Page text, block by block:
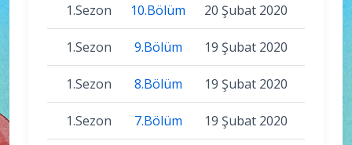
1.Sezon 10.Bölüm 20 Şubat 2020
1.Sezon 9.Bölüm 19 Şubat 2020
1.Sezon 8.Bölüm 19 Şubat 2020
1.Sezon 7.Bölüm 19 Şubat 2020